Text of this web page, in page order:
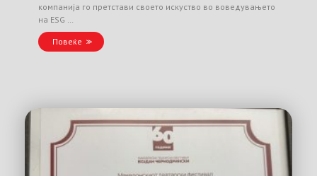
компанија го претстави своето искуство во воведувањето
на ESG …
Повеќе